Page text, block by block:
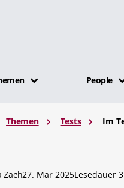
People
Themen Tests Im
Zäch27. Mär 2025Lesedauer